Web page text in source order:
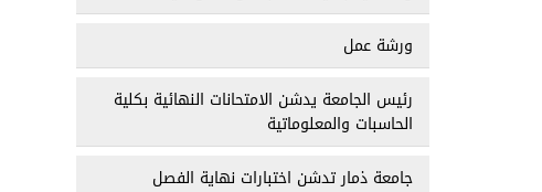
ورشة عمل
رئيس الجامعة يدشن الامتحانات النهائية بكلية
الحاسبات والمعلوماتية
جامعة ذمار تدشن اختبارات نهاية الفصل